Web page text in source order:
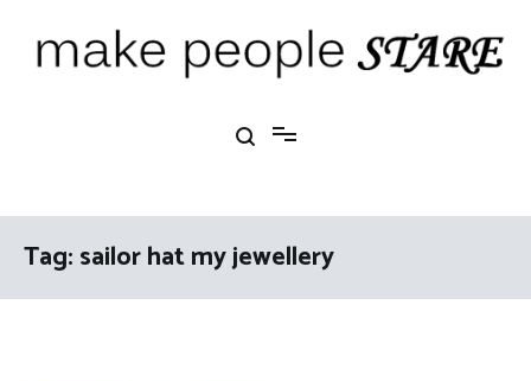
Tag:sailor hat my jewellery